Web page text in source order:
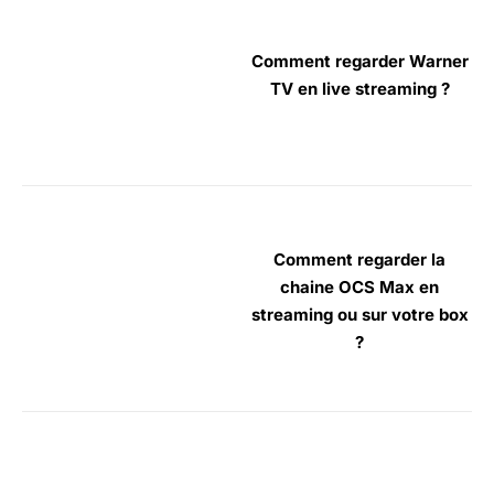
Comment regarder Warner
TV en live streaming ?
Comment regarder la
chaine OCS Max en
streaming ou sur votre box
?